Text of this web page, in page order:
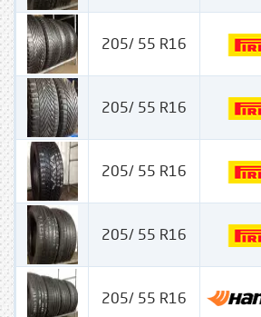
205/ 55 R16
205/ 55 R16
205/ 55 R16
205/ 55 R16
205/ 55 R16